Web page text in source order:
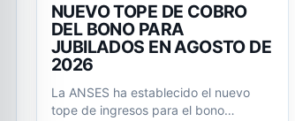
NUEVO TOPE DE COBRO
DEL BONO PARA
JUBILADOS EN AGOSTO DE
2026
La ANSES ha establecido el nuevo
tope de ingresos para el bono